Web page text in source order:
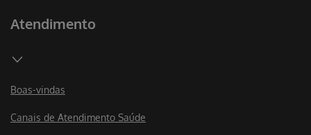
Atendimento
Boas-vindas
Canais de Atendimento Saúde